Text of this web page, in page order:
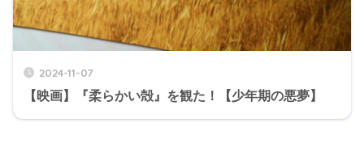
2024-11-07
【映画】『柔らかい殻』を観た！【少年期の悪夢】